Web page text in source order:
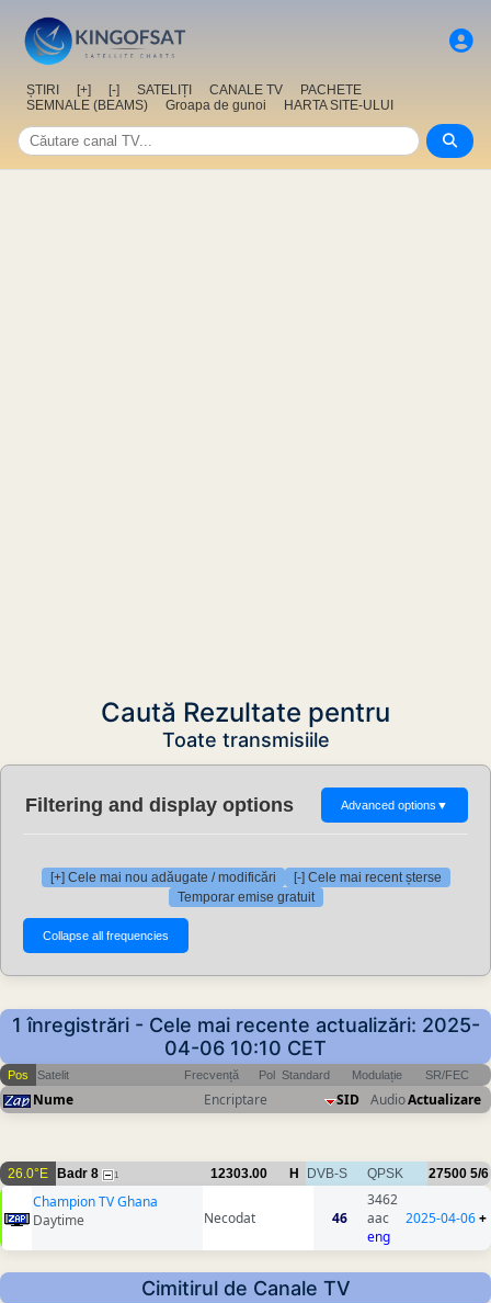
ȘTIRI [+] [-] SATELIȚI CANALE TV
PACHETE
SEMNALE (BEAMS)
Groapa de gunoi HARTA SITE-ULUI
Caută Rezultate pentru
Toate transmisiile
Filtering and display options Advanced options ▼
[+] Cele mai nou adăugate / modificări
[-] Cele mai recent șterse
Temporar emise gratuit
1 înregistrări - Cele mai recente actualizări: 2025-
04-06 10:10 CET
Pos Satelit Frecvență Pol Standard Modulație SR/FEC
Nume Encriptare SID AudioActualizare
26.0°E Badr 8 1 12303.00 H DVB-S QPSK 27500 5/6
Champion TV Ghana
Daytime
Necodat 46
3462
aac
eng
2025-04-06+
Cimitirul de Canale TV